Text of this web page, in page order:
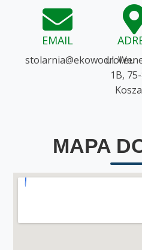
EMAIL
ue.lordowoke@ainralots
ul.
1B,
MAPA